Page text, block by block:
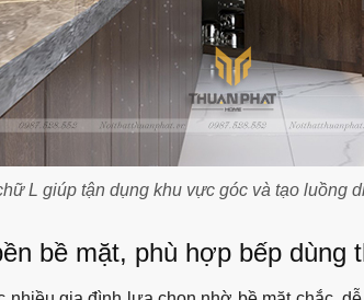
L giúp tận dụng khu vực góc và tạo luồng
bề mặt, phù hợp bếp dùng